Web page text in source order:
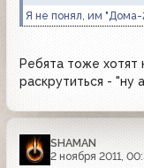
Я не понял, им "Дома-
Ребята тоже хотят
раскрутиться -
SHAMAN
2 ноября 2011,